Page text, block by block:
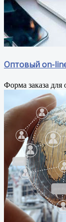
Оптовый on-
Форма заказа